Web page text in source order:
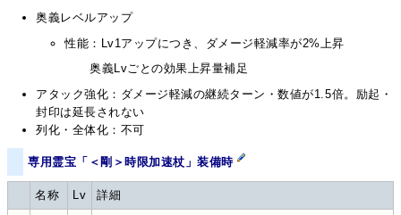
奥義レベルアップ
性能：Lv1アップにつき、ダメージ軽減率が2%上昇
奥義Lvごとの効果上昇量補足
アタック強化：ダメージ軽減の継続ターン・数値が1.5倍。励起・
封印は延長されない
列化・全体化：不可
専用霊宝「＜剛＞時限加速杖」装備時
名称 Lv 詳細